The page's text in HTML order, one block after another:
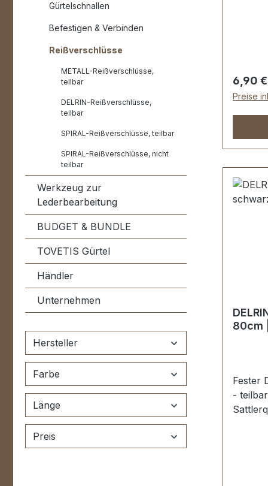
Gürtelschnallen
Befestigen & Verbinden
Reißverschlüsse
METALL-Reißverschlüsse,
teilbar
DELRIN-Reißverschlüsse,
teilbar
SPIRAL-Reißverschlüsse, teilbar
SPIRAL-Reißverschlüsse, nicht
teilbar
Werkzeug zur
Lederbearbeitung
BUDGET & BUNDLE
TOVETIS Gürtel
Händler
Unternehmen
Hersteller
Farbe
Länge
Preis
cm,
der
6,90 €
Preise
80cm
Fester
-